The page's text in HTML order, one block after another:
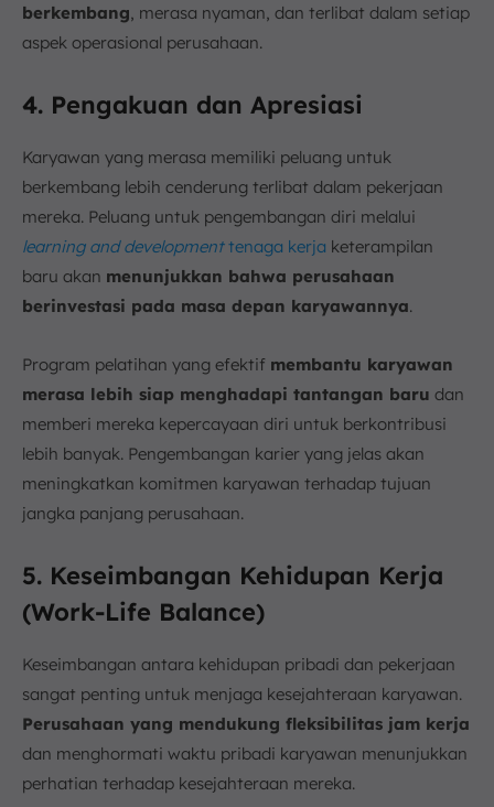
berkembang , merasa nyaman, dan terlibat dalam setiap
aspek operasional perusahaan.
4. Pengakuan dan Apresiasi
Karyawan yang merasa memiliki peluang untuk
berkembang lebih cenderung terlibat dalam pekerjaan
mereka. Peluang untuk pengembangan diri melalui
learning and developmenttenaga kerja keterampilan
baru akan menunjukkan bahwa perusahaan
berinvestasi pada masa depan karyawannya.
Program pelatihan yang efektif membantu karyawan
merasa lebih siap menghadapi tantangan baru dan
memberi mereka kepercayaan diri untuk berkontribusi
lebih banyak. Pengembangan karier yang jelas akan
meningkatkan komitmen karyawan terhadap tujuan
jangka panjang perusahaan.
5. Keseimbangan Kehidupan Kerja
(Work-Life Balance)
Keseimbangan antara kehidupan pribadi dan pekerjaan
sangat penting untuk menjaga kesejahteraan karyawan.
Perusahaan yang mendukung fleksibilitas jam kerja
dan menghormati waktu pribadi karyawan menunjukkan
perhatian terhadap kesejahteraan mereka.